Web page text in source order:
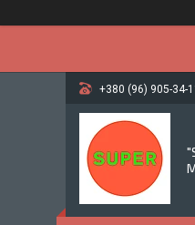
+380 (96) 905-34-